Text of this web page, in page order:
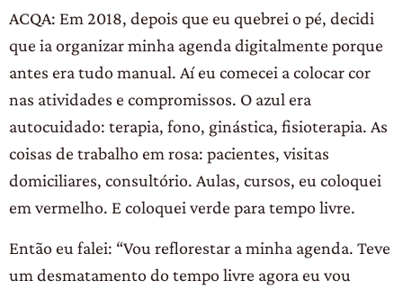
ACQA: Em 2018, depois que eu quebrei o pé, decidi
que ia organizar minha agenda digitalmente porque
antes era tudo manual. Aí eu comecei a colocar cor
nas atividades e compromissos. O azul era
autocuidado: terapia, fono, ginástica, fisioterapia. As
coisas de trabalho em rosa: pacientes, visitas
domiciliares, consultório. Aulas, cursos, eu coloquei
em vermelho. E coloquei verde para tempo livre.
Então eu falei: “Vou reflorestar a minha agenda. Teve
um desmatamento do tempo livre agora eu vou